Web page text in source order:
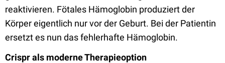
reaktivieren. Fötales Hämoglobin produziert der
Körper eigentlich nur vor der Geburt. Bei der Patientin
ersetzt es nun das fehlerhafte Hämoglobin.
Crispr als moderne Therapieoption